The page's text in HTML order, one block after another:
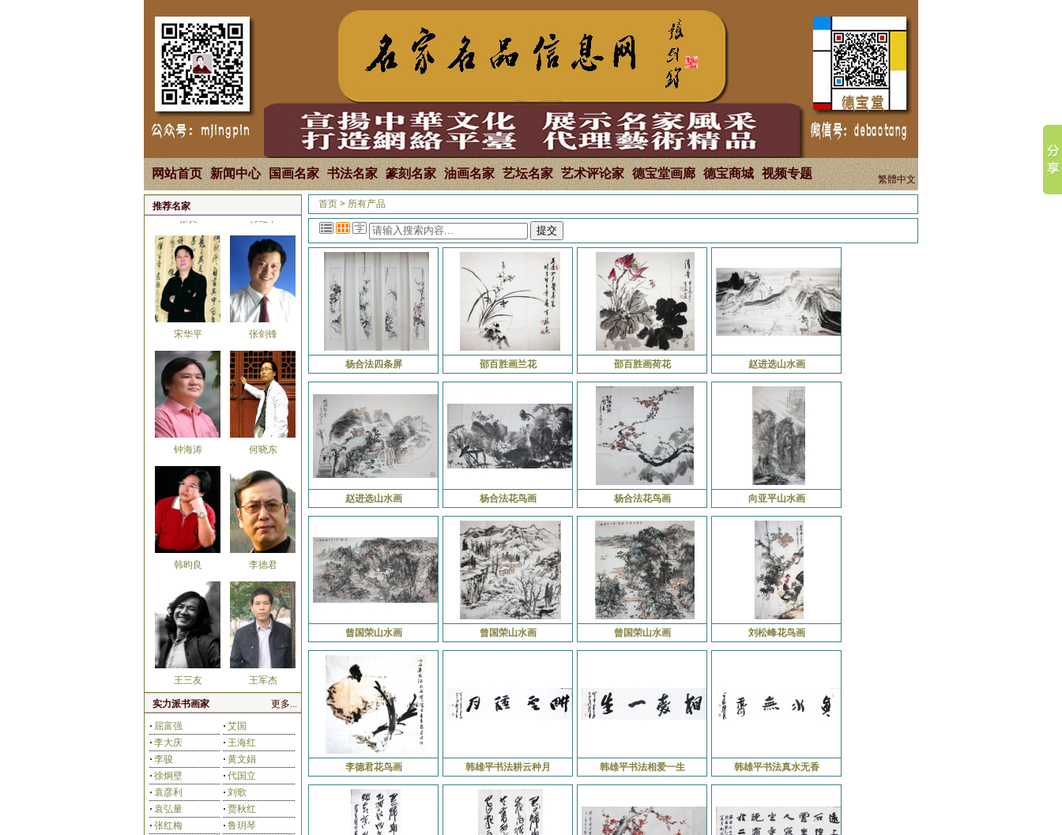
网站首页 新闻中心 国画名家 书法名家 篆刻名家 油画名家 艺坛名家 艺术评论家 德宝堂画廊 德宝商城 视频专题 繁體中文
推荐名家
马国强 焦全才
张良 韩雄平
宋华平 张剑锋
钟海涛 何晓东
韩昀良 李德君
王三友 王军杰
田占峰
更多...
实力派书画家
· 屈富强 · 艾国
· 李大庆 · 王海红
· 李骏 · 黄文娟
· 徐炯壁 · 代国立
· 袁彦利 · 刘歌
· 袁弘量 · 贾秋红
· 张红梅 · 鲁玥琴
首页 > 所有产品
杨合法四条屏 邵百胜画兰花 邵百胜画荷花 赵进选山水画
赵进选山水画 杨合法花鸟画 杨合法花鸟画 向亚平山水画
曾国荣山水画 曾国荣山水画 曾国荣山水画 刘松峰花鸟画
李德君花鸟画 韩雄平书法耕云种月 韩雄平书法相爱一生 韩雄平书法真水无香